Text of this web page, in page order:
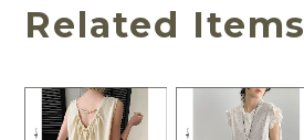
Related Items